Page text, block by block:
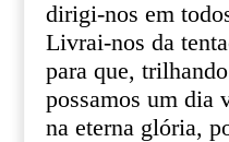
dirigi-nos em
Livrai-nos da
para que,
possamos um dia
na eterna glória,